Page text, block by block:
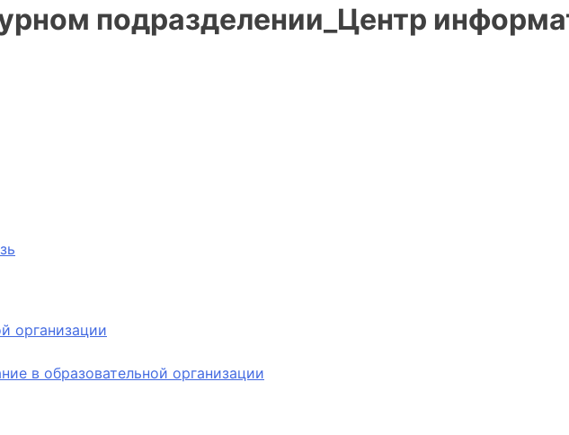
подразделении_Центр
организации
в образовательной организации